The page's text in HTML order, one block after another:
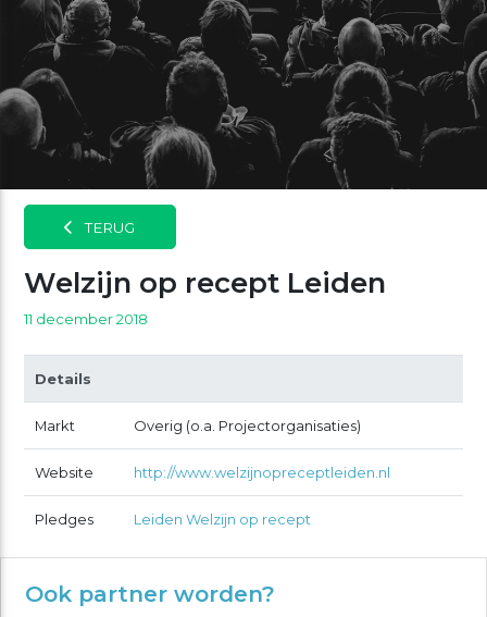
TERUG
Welzijn op recept Leiden
11 december 2018
Details
Markt Overig (o.a. Projectorganisaties)
Website http://www.welzijnopreceptleiden.nl
Pledges Leiden Welzijn op recept
Ook partner worden?